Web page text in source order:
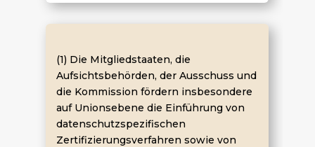
(1) Die Mitgliedstaaten, die
Aufsichtsbehörden, der Ausschuss und
die Kommission fördern insbesondere
auf Unionsebene die Einführung von
datenschutzspezifischen
Zertifizierungsverfahren sowie von